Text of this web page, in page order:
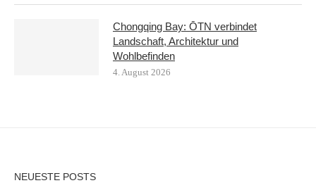
Chongqing Bay: ŌTN verbindet
Landschaft, Architektur und
Wohlbefinden
4. August 2026
NEUESTE POSTS